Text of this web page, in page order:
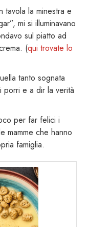
tavola la minestra e
mi si illuminavano
sul piatto ad
(qui trovate lo
tanto sognata
porri e a dir la verità
per far felici i
mamme che hanno
famiglia.